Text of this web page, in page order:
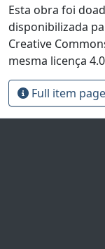
Esta obra foi
disponibilizada
Creative
mesma licença 4.0
Full item page